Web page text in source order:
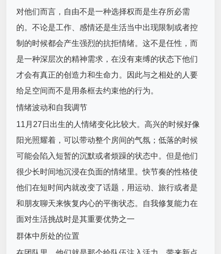
对他们而言，自由不是一种选择权而是生存所必需
的。不论是工作、感情还是生活当中出现限制或者控
制的时候都会产生强烈的抗拒情绪。这不是任性，而
是一种深层次的精神需求，在没有束缚的状态下他们
才会有真正的创造力和生命力。因此与之相处的人要
给足空间而不是用条框去约束他的行为。
情绪波动和自我调节
11月27日出生的人情绪变化比较大。高兴的时候好像
阳光照耀着，可以带动整个房间的气氛；低落的时候
可能会陷入短暂的沉默或者烦躁的状态中。但是他们
很少长时间地沉浸在负面的情绪里。快节奏的性格使
他们在短时间内就改变了话题，用运动、旅行或者是
和朋友聊天来恢复内心的平衡状态。自我修复能力在
面对生活挑战时是其重要优势之一
群体中所处的位置